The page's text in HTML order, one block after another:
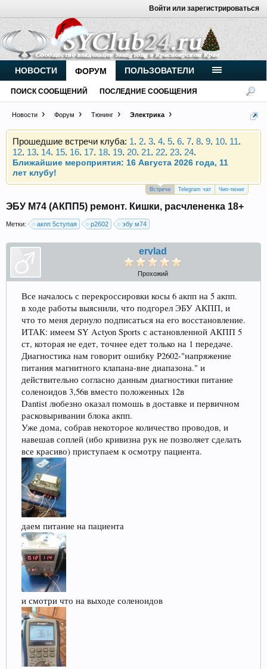
Войти или зарегистрироваться
Новости Форум Тюнинг Электрика
Внимание, новые участники нашего клуба!
Основное общение происходит вTelegram-чате.
Присоединяйтесь.
Чип-тюнинг (прошивка) дизелей от
Vahmurka
Прошедшие встречи клуба: 1. 2. 3. 4. 5. 6. 7. 8. 9. 10. 11.
12. 13. 14. 15. 16. 17. 18. 19. 20. 21. 22. 23. 24.
Ближайшие мероприятия: 16 Августа 2026 года, 11
лет клубу!
Внимание, новые участники нашего клуба!
Основное общение происходит в
Присоединяйтесь.
Чип-тюнинг (прошивка) дизелей от
Vahmurka
12.13 .14.15.16 .17.18.19.20.21 .22. 23.24.
Ближайшие мероприятия: 16 Августа 2026 года, 11
лет клубу!
Встречи Telegram чат Чип-тюниг
ЭБУ М74 (АКПП5) ремонт. Кишки, расчлененка 18+
Метки: акпп 5ступая р2602 эбу м74
ervlad
Прохожий
Все началось с перекроссировки косы 6 акпп на 5 акпп.
в ходе работы выяснили, что подгорел ЭБУ АКПП, и
что то меня дернуло подписаться на его восстановление.
ИТАК: имеем SY Actyon Sports с астановленной АКПП 5
ст, которая не едет, точнее едет только на 1 передаче.
Диагностика нам говорит ошибку Р2602-"напряжение
питания магнитного клапана-вне диапазона." и
действительно согласно данным диагностики питание
соленоидов 3,56в вместо положенных 12в
Dantist любезно оказал помошь в доставке и первичном
расковыривании блока акпп.
Уже дома, собрав некоторое количество проводов, и
навешав соплей (ибо кривизна рук не позволяет сделать
все красиво) приступаем к осмотру пациента.
даем питание на пациента
и смотри что на выходе соленоидов
НОВОСТИ ФОРУМ
ПОИСК СООБЩЕНИЙ ПОСЛЕДНИЕ СООБЩЕНИЯ
ПОЛЬЗОВАТЕЛИ